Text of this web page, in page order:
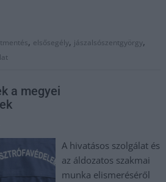
, elsősegély, jászalsószentgyörgy,
a megyei
A hivatásos szolgálat és
az áldozatos szakmai
munka elismeréséről